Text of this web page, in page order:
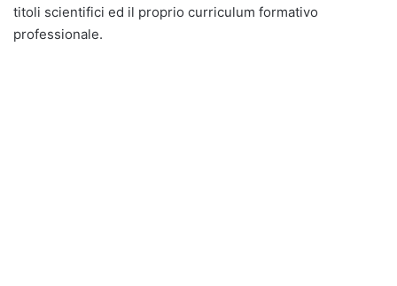
titoli scientifici ed il proprio curriculum formativo
professionale.